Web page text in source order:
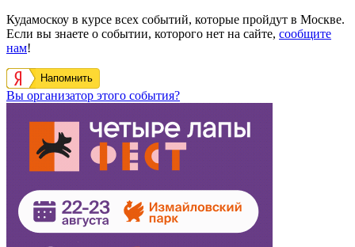
Кудамоскоу в курсе всех событий, которые пройдут в Москве.
Если вы знаете о событии, которого нет на сайте, сообщите
нам!
Напомнить
Вы организатор этого события?